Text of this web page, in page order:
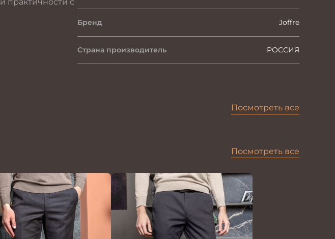
Бренд Joffre
Страна производитель РОССИЯ
Посмотреть все
Посмотреть все